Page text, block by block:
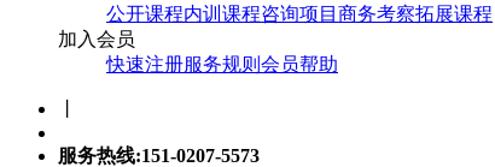
公开课程内训课程咨询项目 商务考察拓展课程
加入会员
快速注册服务规则 会员帮助
服务热线:151-0207-5573